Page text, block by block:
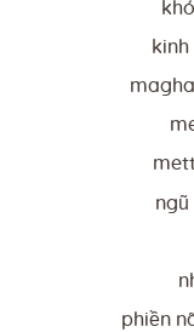
ngũ
phiền